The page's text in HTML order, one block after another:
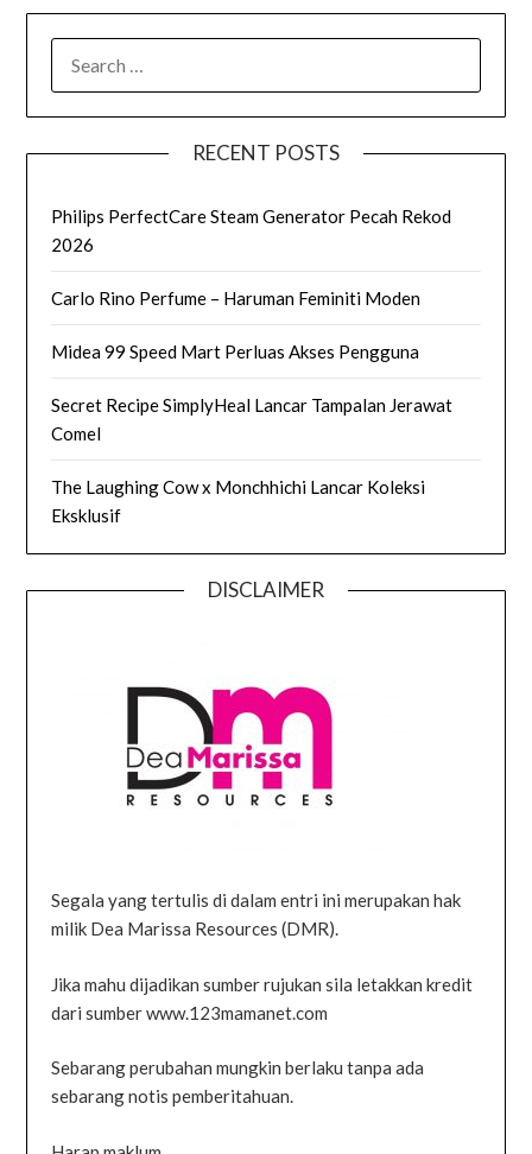
FOR:
RECENT POSTS
Philips PerfectCare Steam Generator Pecah Rekod
2026
Carlo Rino Perfume – Haruman Feminiti Moden
Midea 99 Speed Mart Perluas Akses Pengguna
Secret Recipe SimplyHeal Lancar Tampalan Jerawat
Comel
The Laughing Cow x Monchhichi Lancar Koleksi
Eksklusif
DISCLAIMER
Segala yang tertulis di dalam entri ini merupakan hak
milik Dea Marissa Resources (DMR).
Jika mahu dijadikan sumber rujukan sila letakkan kredit
dari sumber www.123mamanet.com
Sebarang perubahan mungkin berlaku tanpa ada
sebarang notis pemberitahuan.